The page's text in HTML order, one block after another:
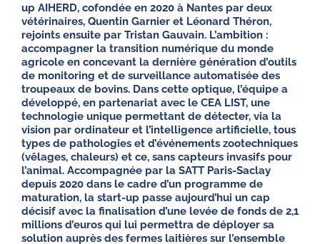
up AIHERD, cofondée en 2020 à Nantes par deux
vétérinaires, Quentin Garnier et Léonard Théron,
rejoints ensuite par Tristan Gauvain. L’ambition :
accompagner la transition numérique du monde
agricole en concevant la dernière génération d’outils
de monitoring et de surveillance automatisée des
troupeaux de bovins. Dans cette optique, l’équipe a
développé, en partenariat avec le CEA LIST, une
technologie unique permettant de détecter, via la
vision par ordinateur et l’intelligence artificielle, tous
types de pathologies et d’événements zootechniques
(vêlages, chaleurs) et ce, sans capteurs invasifs pour
l’animal. Accompagnée par la SATT Paris-Saclay
depuis 2020 dans le cadre d’un programme de
maturation, la start-up passe aujourd’hui un cap
décisif avec la finalisation d’une levée de fonds de 2,1
millions d’euros qui lui permettra de déployer sa
solution auprès des fermes laitières sur l’ensemble